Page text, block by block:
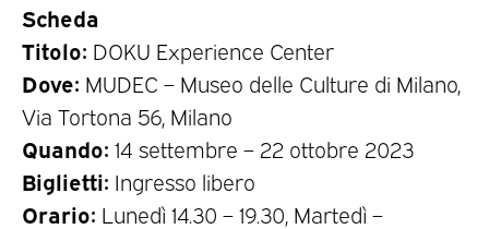
Scheda
Titolo: DOKU Experience Center
Dove: MUDEC – Museo delle Culture di Milano,
Via Tortona 56, Milano
Quando: 14 settembre – 22 ottobre 2023
Biglietti: Ingresso libero
Orario: Lunedì 14.30 – 19.30, Martedì –